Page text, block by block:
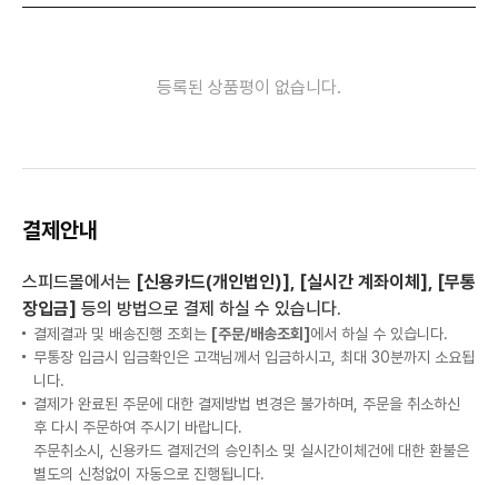
등록된 상품평이 없습니다.
결제안내
스피드몰에서는 [신용카드(개인법인)], [실시간 계좌이체], [무통
장입금] 등의 방법으로 결제 하실 수 있습니다.
결제결과 및 배송진행 조회는 [주문/배송조회] 에서 하실 수 있습니다.
무통장 입금시 입금확인은 고객님께서 입금하시고, 최대 30분까지 소요됩
니다.
결제가 완료된 주문에 대한 결제방법 변경은 불가하며, 주문을 취소하신
후 다시 주문하여 주시기 바랍니다.
주문취소시, 신용카드 결제건의 승인취소 및 실시간이체건에 대한 환불은
별도의 신청없이 자동으로 진행됩니다.